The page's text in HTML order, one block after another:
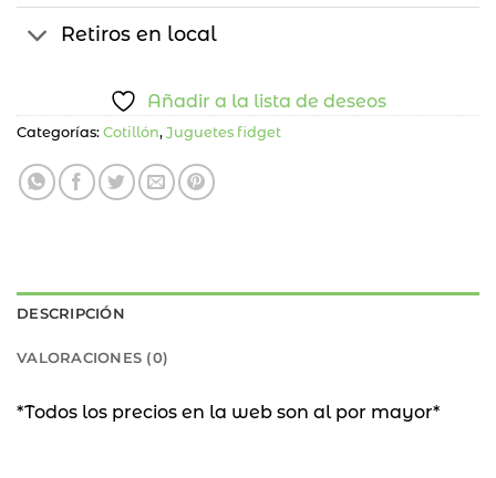
Retiros en local
Añadir a la lista de deseos
Categorías: Cotillón, Juguetes fidget
DESCRIPCIÓN
VALORACIONES (0)
*Todos los precios en la web son al por mayor*